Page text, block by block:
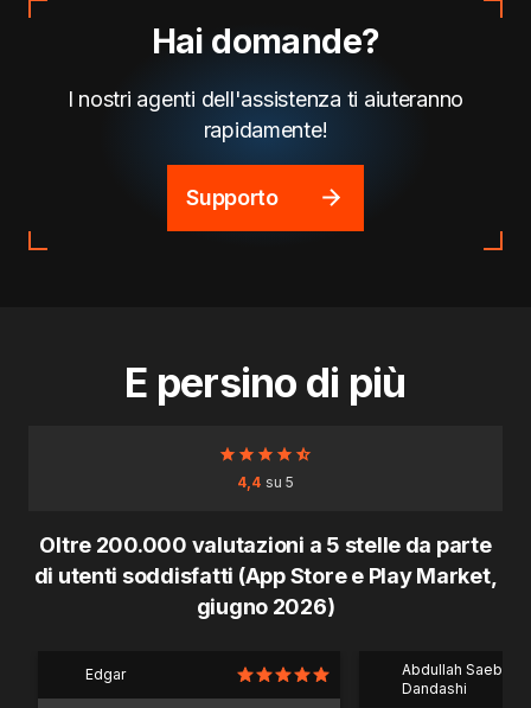
Hai domande?
I nostri agenti dell'assistenza ti aiuteranno
rapidamente!
Supporto
E persino di più
4,4 su 5
Oltre 200.000 valutazioni a 5 stelle da parte
di utenti soddisfatti (App Store e Play Market,
giugno 2026)
Edgar
Abdullah Saeb Al
Dandashi